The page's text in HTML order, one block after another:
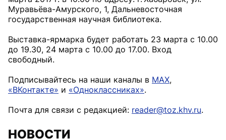
Муравьёва-Амурского, 1, Дальневосточная
государственная научная библиотека.
Выставка-ярмарка будет работать 23 марта с 10.00
до 19.30, 24 марта с 10.00 до 17.00. Вход
свободный.
Подписывайтесь на наши каналы в MAX,
«ВКонтакте» и «Одноклассниках».
Почта для связи с редакцией: reader@toz.khv.ru.
НОВОСТИ